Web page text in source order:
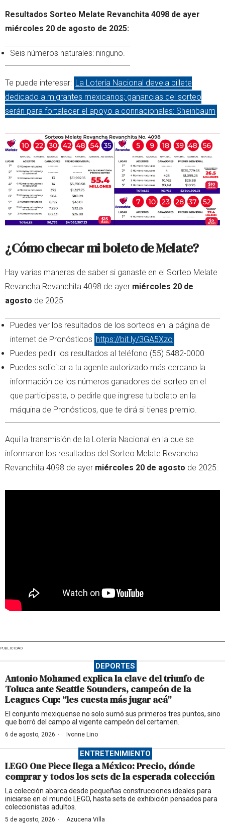
Resultados Sorteo Melate Revanchita 4098 de ayer
miércoles 20 de agosto de 2025:
Seis números naturales: ninguno.
Te puede interesar: La Lotería Nacional devela billete
dedicado a migrantes mexicanos; ganancias del sorteo
serán para fortalecer el apoyo a connacionales: Sheinbaum
¿Cómo checar mi boleto de Melate?
Hay varias maneras de saber si ganaste en el Sorteo Melate
Revancha Revanchita 4098 de ayer miércoles 20 de
agosto de 2025:
Puedes ver los resultados de los sorteos en la página de
internet de Pronósticos https://bit.ly/3GA5Xzo
Puedes pedir los resultados al teléfono (55) 5482-0000
Puedes solicitar a tu agente autorizado más cercano la
información de los números ganadores del sorteo en el
que participaste, o pedirle que ingrese tu boleto en la
máquina de Pronósticos, que te dirá si tienes premio.
Aquí la transmisión de la Lotería Nacional en la que se
informaron los resultados del Sorteo Melate Revancha
Revanchita 4098 de ayer miércoles 20 de agosto de 2025:
PUBLICIDAD
DEPORTES
Antonio Mohamed explica la clave del triunfo de
Toluca ante Seattle Sounders, campeón de la
Leagues Cup: “les cuesta más jugar acá”
El conjunto mexiquense no solo sumó sus primeros tres puntos, sino
que borró del campo al vigente campeón del certamen.
6 de agosto, 2026 · Ivonne Lino
ENTRETENIMIENTO
LEGO One Piece llega a México: Precio, dónde
comprar y todos los sets de la esperada colección
La colección abarca desde pequeñas construcciones ideales para
iniciarse en el mundo LEGO, hasta sets de exhibición pensados para
coleccionistas adultos.
5 de agosto, 2026 · Azucena Villa